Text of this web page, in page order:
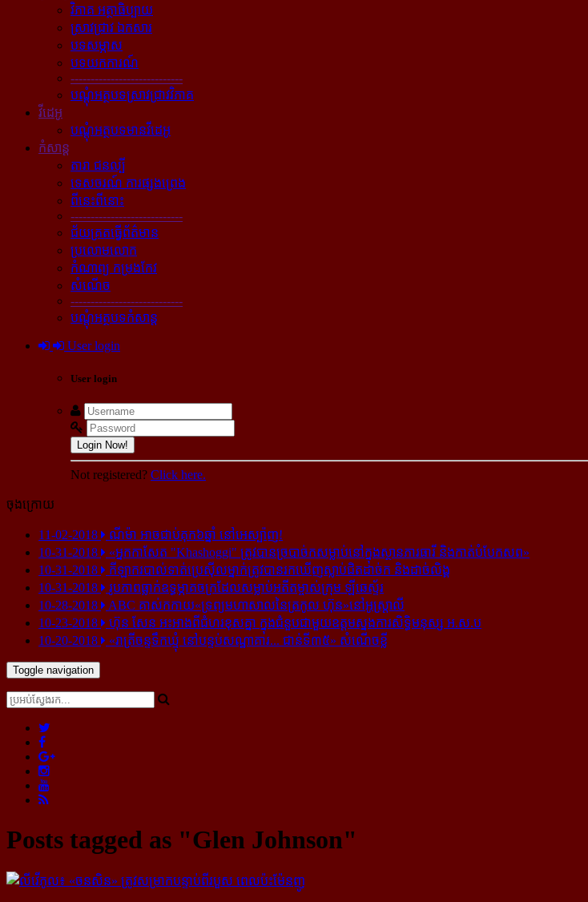
វិភាគ អត្ថាធិប្បាយ
ស្រាវជ្រាវ ឯកសារ
បទសម្ភាស
បទយកការណ៍
----------------------------
បណ្ដុំអត្ថបទស្រាវជ្រាវវិភាគ
វីដេអូ
បណ្ដុំអត្ថបទមានវីដេអូ
កំសាន្ដ
តារា ជនល្បី
ទេសចរណ៍ ការផ្សងព្រេង
ពីនេះពីនោះ
----------------------------
ជ័យគ្រតធ្វើព័ត៌មាន
ប្រលោមលោក
កំណាព្យ កម្រងកែវ
សំណើច
----------------------------
បណ្ដុំអត្ថបទកំសាន្ដ
User login
User login
Login Now!
Not registered? Click here.
ចុងក្រោយ
11-02-2018
ណីម៉ា អាច​ជាប់​គុក​៦ឆ្នាំ នៅ​អេស្ប៉ាញ!
10-31-2018
«អ្នក​កាសែត "Khashoggi" ត្រូវ​បាន​ច្របាច់ក​សម្លាប់​នៅ​ក្នុង​ស្ថាន​ភារធារី និង​កាត់​បំបែក​សព»
10-31-2018
កីឡាករ​បាល់ទាត់​ប្រេស៊ីល​ម្នាក់​ត្រូវ​បាន​រក​ឃើញ​ស្លាប់​ជិត​ដាច់ក និង​ដាច់​លិង្គ
10-31-2018
រូបភាព​ធ្លាក់​ឧទ្ធម្ភាគចក្រ​ដែល​សម្លាប់​អតីត​ម្ចាស់​ក្រុម​ ឡីឆេស្ទ័រ
10-28-2018
ABC គាស់​កកាយ​«ទ្រព្យមហាសាល​នៃ​ត្រកូល ហ៊ុន»​នៅ​អូស្ត្រាលី
10-23-2018
ហ៊ុន សែន អះអាង​ពី​ជំហរ​ខុស​គ្នា ក្នុង​ជំនួប​ជាមួយ​ឧត្តម​ស្នងការ​សិទ្ធិ​មនុស្ស អ.ស.ប
10-20-2018
«រាត្រីចន្ទទឹកឃ្មុំ នៅបន្ទប់សណ្ឋាគារ... ជាន់ទី៣៥» សំណើចខ្លី
Toggle navigation
Posts tagged as "Glen Johnson"